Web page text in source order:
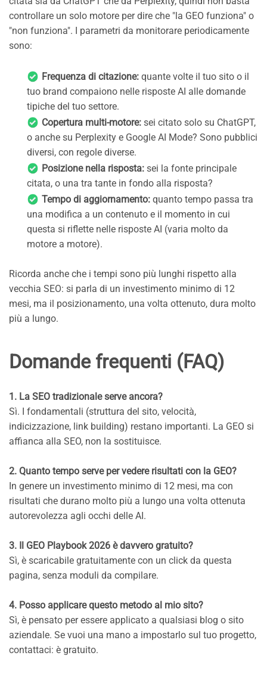
controllare un solo motore per dire che "la GEO funziona" o
"non funziona". I parametri da monitorare periodicamente
sono:
Frequenza di citazione: quante volte il tuo sito o il
tuo brand compaiono nelle risposte AI alle domande
tipiche del tuo settore.
Copertura multi-motore: sei citato solo su ChatGPT,
o anche su Perplexity e Google AI Mode? Sono pubblici
diversi, con regole diverse.
Posizione nella risposta: sei la fonte principale
citata, o una tra tante in fondo alla risposta?
Tempo di aggiornamento: quanto tempo passa tra
una modifica a un contenuto e il momento in cui
questa si riflette nelle risposte AI (varia molto da
motore a motore).
Ricorda anche che i tempi sono più lunghi rispetto alla
vecchia SEO: si parla di un investimento minimo di 12
mesi, ma il posizionamento, una volta ottenuto, dura molto
più a lungo.
Domande frequenti (FAQ)
1. La SEO tradizionale serve ancora?
Sì. I fondamentali (struttura del sito, velocità,
indicizzazione, link building) restano importanti. La GEO si
affianca alla SEO, non la sostituisce.
2. Quanto tempo serve per vedere risultati con la GEO?
In genere un investimento minimo di 12 mesi, ma con
risultati che durano molto più a lungo una volta ottenuta
autorevolezza agli occhi delle AI.
3. Il GEO Playbook 2026 è davvero gratuito?
Sì, è scaricabile gratuitamente con un click da questa
pagina, senza moduli da compilare.
4. Posso applicare questo metodo al mio sito?
Sì, è pensato per essere applicato a qualsiasi blog o sito
aziendale. Se vuoi una mano a impostarlo sul tuo progetto,
contattaci: è gratuito.